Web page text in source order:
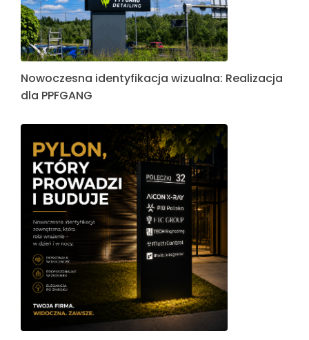
Nowoczesna identyfikacja wizualna: Realizacja
dla PPFGANG